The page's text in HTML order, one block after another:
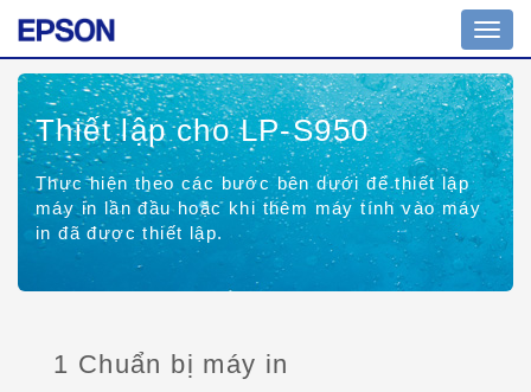
Bật/
Thiết lập cho LP-S950
Thực hiện theo các bước bên dưới để thiết lập
máy in lần đầu hoặc khi thêm máy tính vào máy
in đã được thiết lập.
1 Chuẩn bị máy in